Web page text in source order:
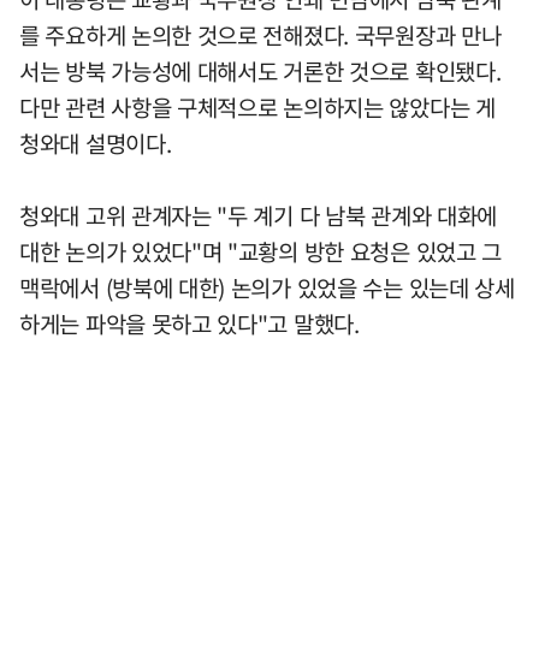
를 주요하게 논의한 것으로 전해졌다. 국무원장과 만나
서는 방북 가능성에 대해서도 거론한 것으로 확인됐다.
다만 관련 사항을 구체적으로 논의하지는 않았다는 게
청와대 설명이다.
청와대 고위 관계자는 "두 계기 다 남북 관계와 대화에
대한 논의가 있었다"며 "교황의 방한 요청은 있었고 그
맥락에서 (방북에 대한) 논의가 있었을 수는 있는데 상세
하게는 파악을 못하고 있다"고 말했다.